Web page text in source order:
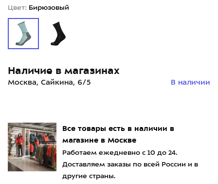
Все товары есть в наличии в
магазине в Москве
Работаем ежедневно с 10 до 24.
Доставляем заказы по всей России и в
другие страны.
Цвет: Бирюзовый
Наличие в магазинах
Москва, Сайкина, 6/5 В наличии